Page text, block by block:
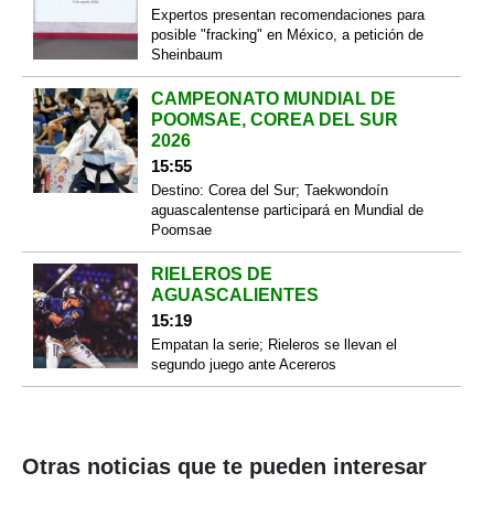
Expertos presentan recomendaciones para
posible "fracking" en México, a petición de
Sheinbaum
CAMPEONATO MUNDIAL DE
POOMSAE, COREA DEL SUR
2026
15:55
Destino: Corea del Sur; Taekwondoín
aguascalentense participará en Mundial de
Poomsae
RIELEROS DE
AGUASCALIENTES
15:19
Empatan la serie; Rieleros se llevan el
segundo juego ante Acereros
Otras noticias que te pueden interesar